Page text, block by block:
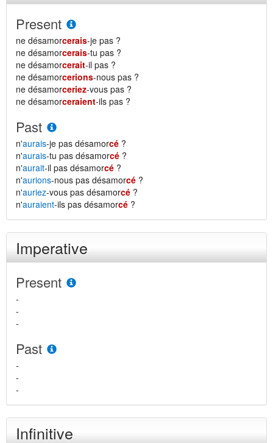
Present
ne désamorcerais-je pas ?
ne désamorcerais-tu pas ?
ne désamorcerait-il pas ?
ne désamorcerions-nous pas ?
ne désamorceriez-vous pas ?
ne désamorceraient-ils pas ?
Past
n'aurais-je pas désamorcé ?
n'aurais-tu pas désamorcé ?
n'aurait-il pas désamorcé ?
n'aurions-nous pas désamorcé ?
n'auriez-vous pas désamorcé ?
n'auraient-ils pas désamorcé ?
Imperative
Present
-
-
-
Past
-
-
-
Infinitive